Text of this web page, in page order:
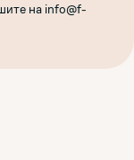
на info@f-